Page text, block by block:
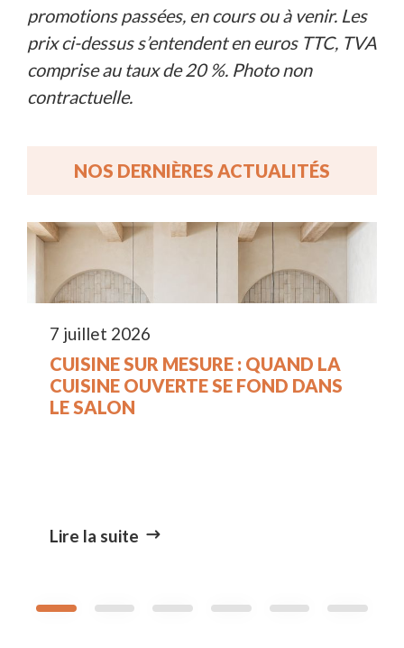
promotions passées, en cours ou à venir. Les
prix ci-dessus s’entendent en euros TTC, TVA
comprise au taux de 20 %. Photo non
contractuelle.
NOS DERNIÈRES ACTUALITÉS
7 juillet 2026
CUISINE SUR MESURE : QUAND LA
CUISINE OUVERTE SE FOND DANS
LE SALON
Lire la suite